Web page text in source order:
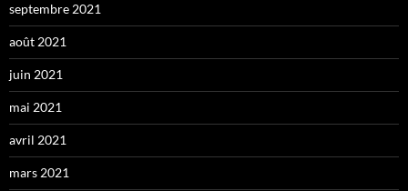
septembre 2021
août 2021
juin 2021
mai 2021
avril 2021
mars 2021